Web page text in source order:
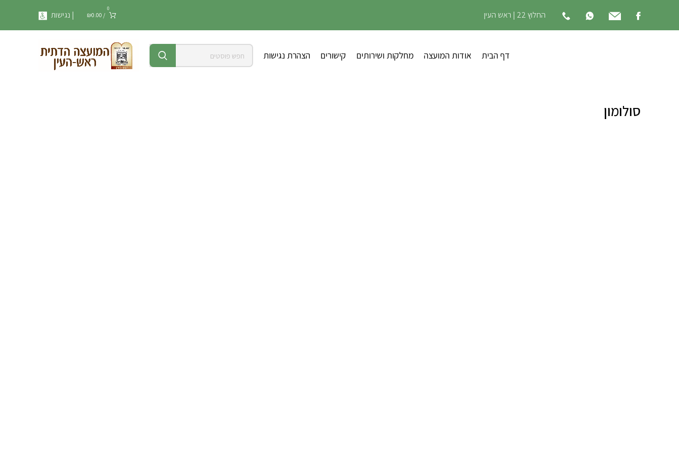
החלוץ 22 | ראש העין
0
/
₪0.00 | נגישות
דף הבית אודות המועצה מחלקות ושירותים קישורים הצהרת נגישות
סולומון